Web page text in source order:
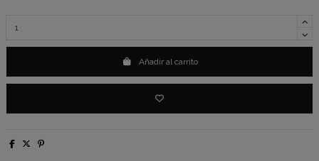
Añadir al carrito